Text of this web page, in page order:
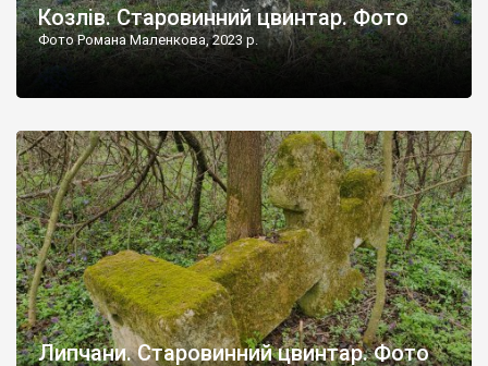
Козлів. Старовинний цвинтар. Фото
Фото Романа Маленкова, 2023 р.
Липчани. Старовинний цвинтар. Фото